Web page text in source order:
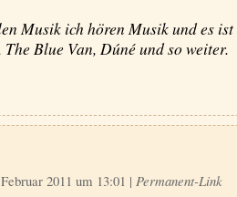
Musik ich hören Musik und es
Blue Van, Dúné und so weiter.
2011 um 13:01 | Permanent-Link